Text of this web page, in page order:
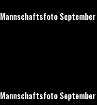
Mannschaftsfoto
Mannschaftsfoto